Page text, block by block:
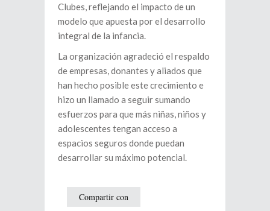
Clubes, reflejando el impacto de un
modelo que apuesta por el desarrollo
integral de la infancia.
La organización agradeció el respaldo
de empresas, donantes y aliados que
han hecho posible este crecimiento e
hizo un llamado a seguir sumando
esfuerzos para que más niñas, niños y
adolescentes tengan acceso a
espacios seguros donde puedan
desarrollar su máximo potencial.
Compartir con